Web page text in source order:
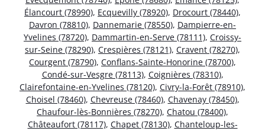
Élancourt (78990), Ecquevilly (78920), Drocourt (78440),
Davron (78810), Dannemarie (78550), Dampierre-en-
Yvelines (78720), Dammartin-en-Serve (78111), Croissy-
sur-Seine (78290), Crespières (78121), Cravent (78270),
Courgent (78790), Conflans-Sainte-Honorine (78700),
Condé-sur-Vesgre (78113), Coignières (78310),
Clairefontaine-en-Yvelines (78120), Civry-la-Forêt (78910),
Choisel (78460), Chevreuse (78460), Chavenay (78450),
Chaufour-lès-Bonnières (78270), Chatou (78400),
Châteaufort (78117), Chapet (78130), Chanteloup-les-